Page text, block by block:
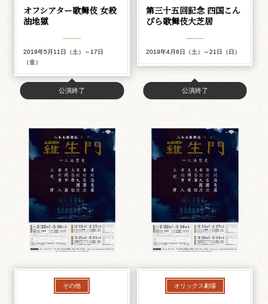
オフシアター歌舞伎 女殺
油地獄
2019年5月11日（土）～17日
（金）
公演終了
第三十五回記念 四国こん
ぴら歌舞伎大芝居
2019年4月6日（土）～21日（日）
公演終了
その他 オリックス劇場